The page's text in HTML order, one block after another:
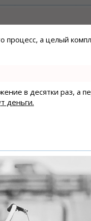
процесс, а целый
в десятки раз, а
деньги.